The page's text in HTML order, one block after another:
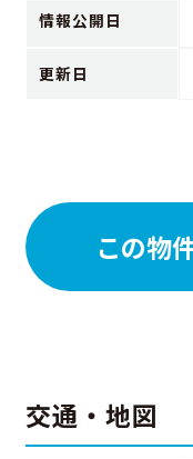
情報公開日
更新日
この物
交通・地図